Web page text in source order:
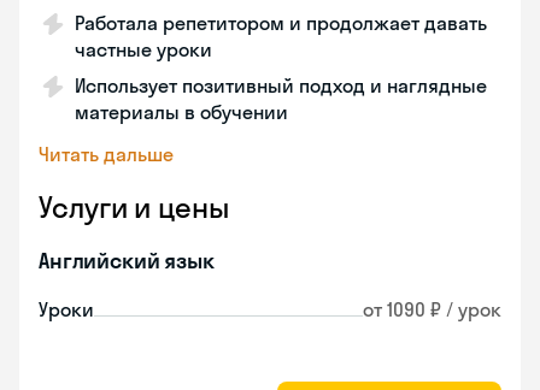
Работала репетитором и продолжает давать
частные уроки
Использует позитивный подход и наглядные
материалы в обучении
Читать дальше
Услуги и цены
Английский язык
Уроки от 1090 ₽ / урок